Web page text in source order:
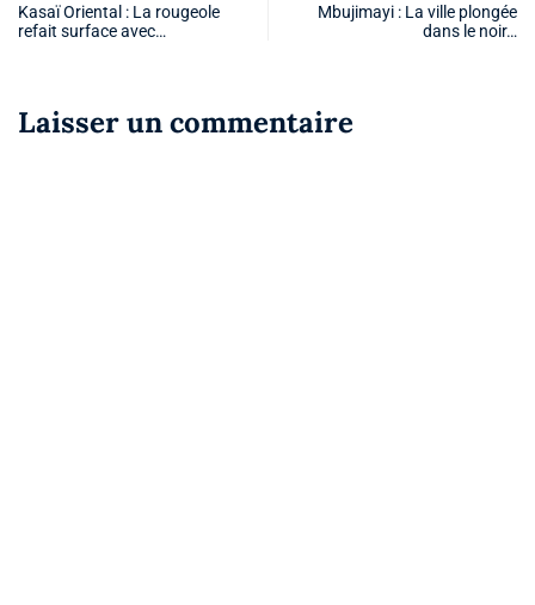
Kasaï Oriental : La rougeole
refait surface avec…
Mbujimayi : La ville plongée
dans le noir…
Laisser un commentaire